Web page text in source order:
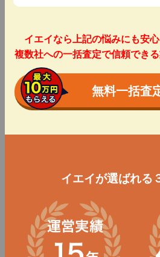
イエイなら上記の悩みにも安
複数社への一括査定で信頼でき
無料一括査
イエイが選ばれる